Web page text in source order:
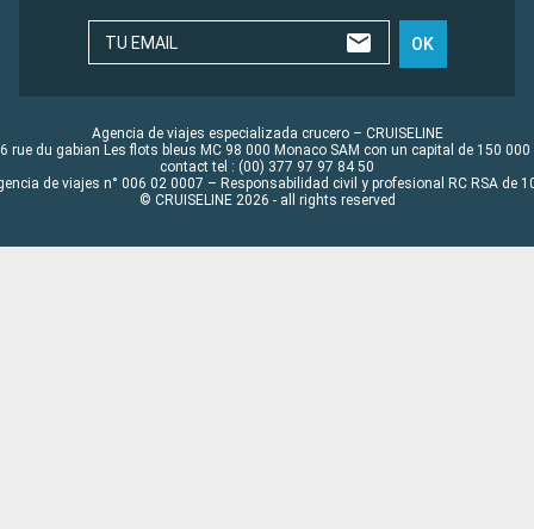
TU EMAIL OK
Agencia de viajes especializada crucero – CRUISELINE
rue du gabian Les flots bleus MC 98 000 Monaco SAM con un capital de 150 000
contact tel : (00) 377 97 97 84 50
de viajes n° 006 02 0007 – Responsabilidad civil y profesional RC RSA de
© CRUISELINE 2026 - all rights reserved